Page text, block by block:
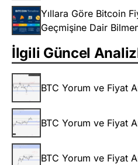
Yıllara Göre Bitcoin
Geçmişine Dair
İlgili Güncel
BTC Yorum ve Fiyat
BTC Yorum ve Fiyat
BTC Yorum ve Fiyat